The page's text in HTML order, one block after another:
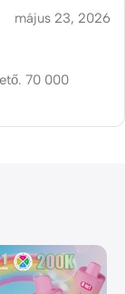
május 23, 2026
70 000